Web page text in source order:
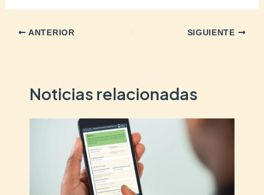
ANTERIOR SIGUIENTE
Noticias relacionadas